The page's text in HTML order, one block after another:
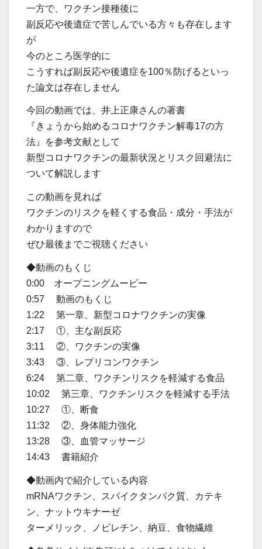
一方で、ワクチン接種後に
副反応や後遺症で苦しんでいる方々も存在します
が
今のところ医学的に
こうすれば副反応や後遺症を100％防げるといっ
た論文は存在しません
今回の動画では、井上正康さんの著書
『きょうから始めるコロナワクチン解毒17の方
法』を参考文献として
新型コロナワクチンの最新状況とリスク回避法に
ついて解説します
この動画を見れば
ワクチンのリスクを軽くする食品・成分・手法が
わかりますので
ぜひ最後までご視聴ください
◆動画のもくじ
0:00 オープニングムービー
0:57 動画のもくじ
1:22 第一章、新型コロナワクチンの実像
2:17 ①、主な副反応
3:11 ②、ワクチンの実像
3:43 ③、レプリコンワクチン
6:24 第二章、ワクチンリスクを軽減する食品
10:02 第三章、ワクチンリスクを軽減する手法
10:27 ①、断食
11:32 ②、身体能力強化
13:28 ③、血管マッサージ
14:43 書籍紹介
◆動画内で紹介している内容
mRNAワクチン、スパイクタンパク質、カテキ
ン、ナットウキナーゼ
ターメリック、ノビレチン、納豆、食物繊維